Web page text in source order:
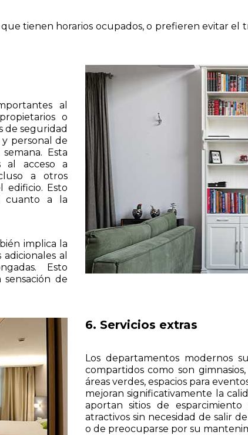
tienen horarios ocupados, o prefieren evitar el
al
o
de seguridad
y personal de
Esta
al acceso a
a otros
edificio. Esto
cuanto a la
implica la
al
Esto
de
6. Servicios extras
Los departamentos modernos
compartidos como son
áreas verdes, espacios para
mejoran significativamente la
aportan sitios de esparcimiento
atractivos sin necesidad de salir
o de preocuparse por su